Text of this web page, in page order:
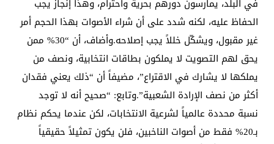
في البلد، يمارسون دورهم بحرية واحترام، وهذا إنجاز يجب
الحفاظ عليه، لكنه شدد على أن شراء الأصوات بهذا الحجم أمر
غير مقبول، ويشكّل خللاً يجب إصلاحه.وأضاف، أن “30% ممن
يحق لهم التصويت لا يملكون بطاقات انتخابية، ونصف من
يملكها لا يشارك في الاقتراع”، مضيفاً أن “ذلك يعني فقدان
أكثر من نصف الإرادة الشعبية”.وتابع: “صحيح أنه لا توجد
نسبة محددة عالمياً لشرعية الانتخابات، لكن عندما يحكم نظام
بـ20% فقط من أصوات الناخبين، فلن يكون تمثيلاً حقيقياً